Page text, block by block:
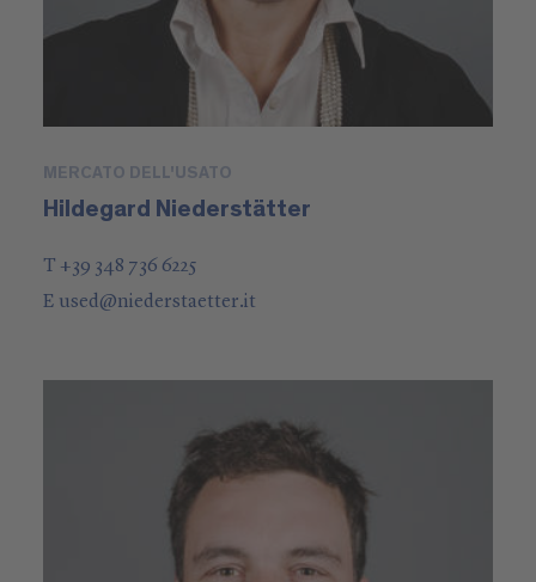
MERCATO DELL'USATO
Hildegard Niederstätter
T +39 348 736 6225
E used@niederstaetter.it